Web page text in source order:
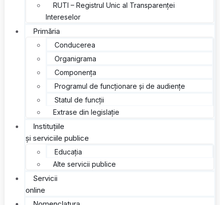
RUTI – Registrul Unic al Transparenței
Intereselor
Primăria
Conducerea
Organigrama
Componența
Programul de funcționare și de audiențe
Statul de funcții
Extrase din legislație
Instituțiile
și serviciile publice
Educația
Alte servicii publice
Servicii
online